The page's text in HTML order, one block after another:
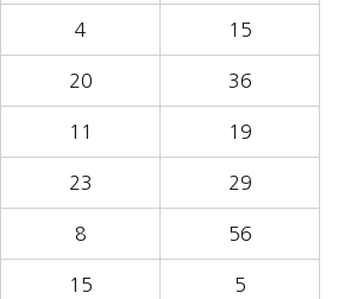
4 15
20 36
11 19
23 29
8 56
15 5